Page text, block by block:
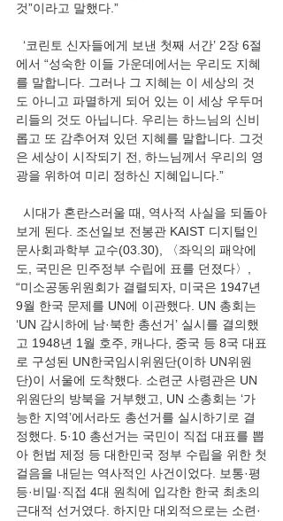
것”이라고 말했다.”
‘코린토 신자들에게 보낸 첫째 서간’ 2장 6절
에서 “성숙한 이들 가운데에서는 우리도 지혜
를 말합니다. 그러나 그 지혜는 이 세상의 것
도 아니고 파멸하게 되어 있는 이 세상 우두머
리들의 것도 아닙니다. 우리는 하느님의 신비
롭고 또 감추어져 있던 지혜를 말합니다. 그것
은 세상이 시작되기 전, 하느님께서 우리의 영
광을 위하여 미리 정하신 지혜입니다.”
시대가 혼란스러울 때, 역사적 사실을 되돌아
보게 된다. 조선일보 전봉관 KAIST 디지털인
문사회과학부 교수(03.30), 〈좌익의 패악에
도, 국민은 민주정부 수립에 표를 던졌다〉,
“미소공동위원회가 결렬되자, 미국은 1947년
9월 한국 문제를 UN에 이관했다. UN 총회는
‘UN 감시하에 남·북한 총선거’ 실시를 결의했
고 1948년 1월 호주, 캐나다, 중국 등 8국 대표
로 구성된 UN한국임시위원단(이하 UN위원
단)이 서울에 도착했다. 소련군 사령관은 UN
위원단의 방북을 거부했고, UN 소총회는 ‘가
능한 지역’에서라도 총선거를 실시하기로 결
정했다. 5·10 총선거는 국민이 직접 대표를 뽑
아 헌법 제정 등 대한민국 정부 수립을 위한 첫
걸음을 내딛는 역사적인 사건이었다. 보통·평
등·비밀·직접 4대 원칙에 입각한 한국 최초의
근대적 선거였다. 하지만 대외적으로는 소련·